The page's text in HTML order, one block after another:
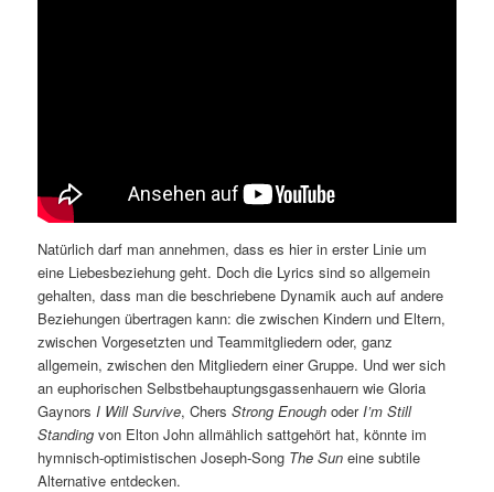
Natürlich darf man annehmen, dass es hier in erster Linie um
eine Liebesbeziehung geht. Doch die Lyrics sind so allgemein
gehalten, dass man die beschriebene Dynamik auch auf andere
Beziehungen übertragen kann: die zwischen Kindern und Eltern,
zwischen Vorgesetzten und Teammitgliedern oder, ganz
allgemein, zwischen den Mitgliedern einer Gruppe. Und wer sich
an euphorischen Selbstbehauptungsgassenhauern wie Gloria
Gaynors I Will Survive, ChersStrong Enough oder I’m Still
Standing von Elton John allmählich sattgehört hat, könnte im
hymnisch-optimistischen Joseph-Song The Sun eine subtile
Alternative entdecken.